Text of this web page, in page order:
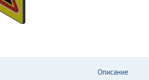
Описание